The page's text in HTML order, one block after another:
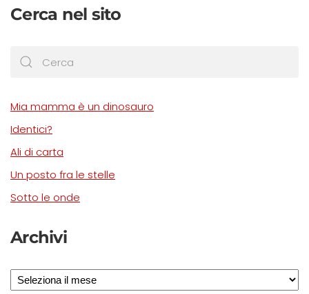
Cerca nel sito
Mia mamma è un dinosauro
Identici?
Ali di carta
Un posto fra le stelle
Sotto le onde
Archivi
Archivi